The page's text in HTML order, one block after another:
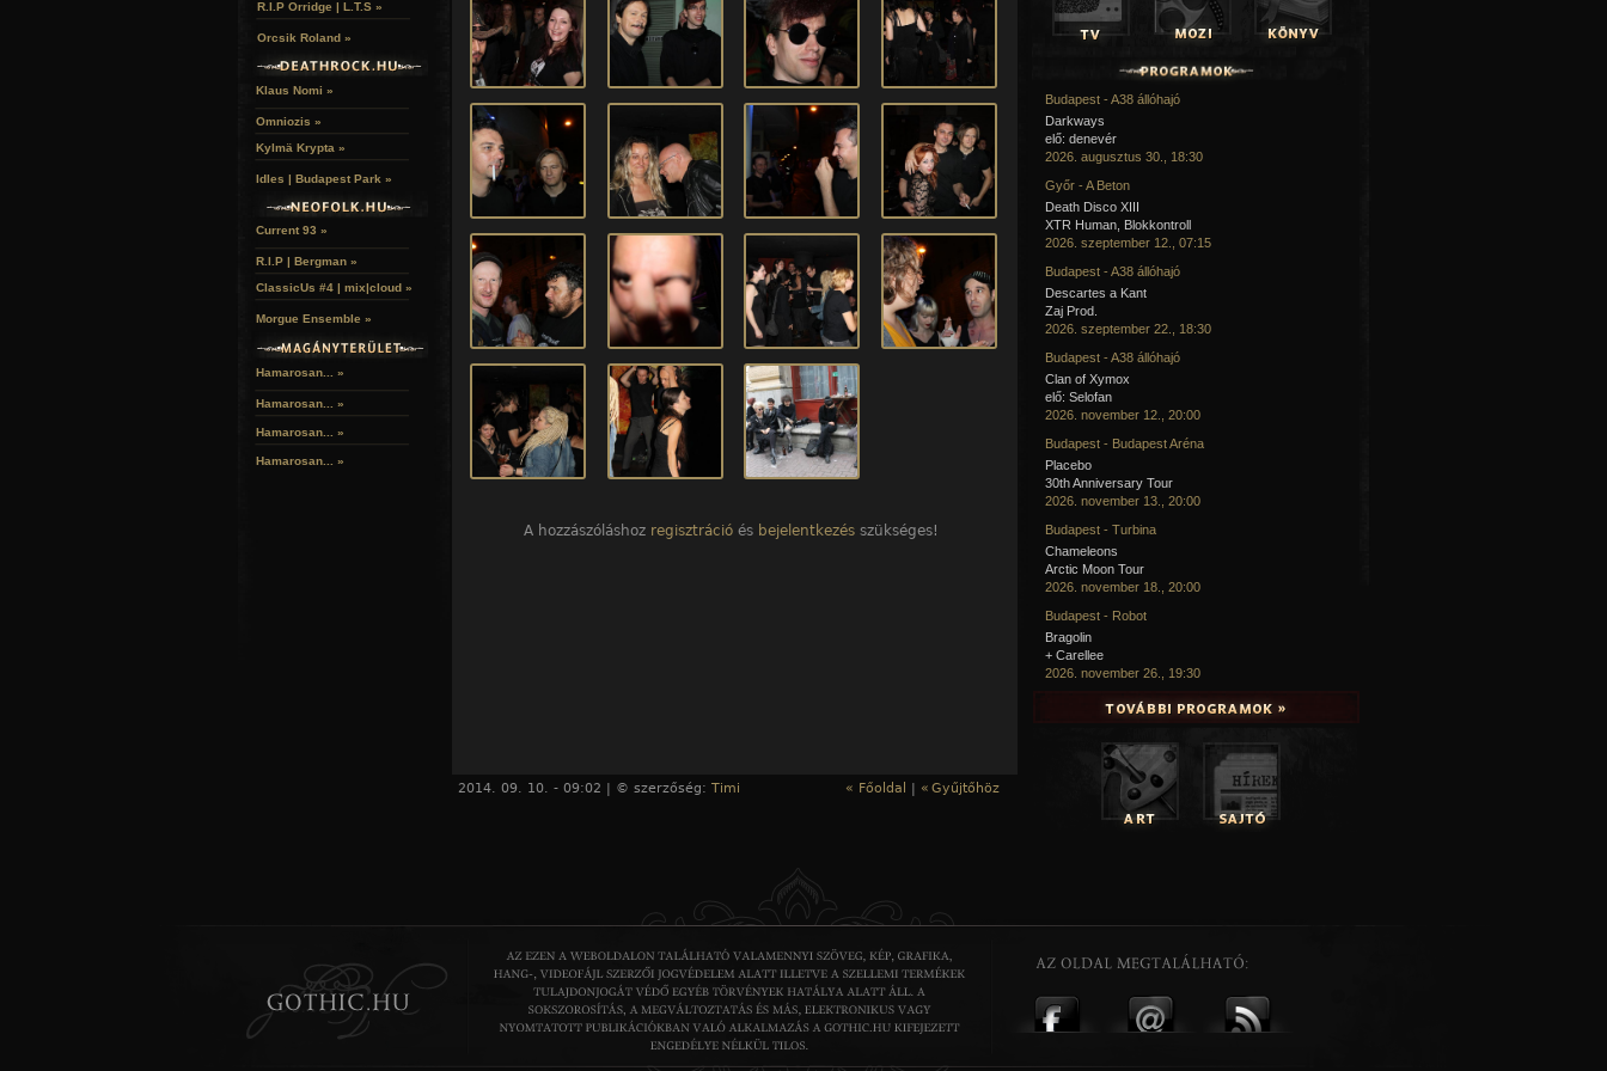
A hozzászóláshoz regisztrációés bejelentkezésszükséges!
2014. 09. 10. - 09:02 | © szerzőség: Timi « Főoldal | « Gyűjtőhöz
R.I.P Orridge | L.T.S »
Orcsik Roland »
Klaus Nomi »
Omniozis »
Kylmä Krypta »
Idles | Budapest Park »
Current 93 »
R.I.P | Bergman »
ClassicUs #4 | mix|cloud »
Morgue Ensemble »
Hamarosan... »
Hamarosan... »
Hamarosan... »
Hamarosan... »
Budapest - A38 állóhajó
Darkways
elő: denevér
2026. augusztus 30., 18:30
Győr - A Beton
Death Disco XIII
XTR Human, Blokkontroll
2026. szeptember 12., 07:15
Budapest - A38 állóhajó
Descartes a Kant
Zaj Prod.
2026. szeptember 22., 18:30
Budapest - A38 állóhajó
Clan of Xymox
elő: Selofan
2026. november 12., 20:00
Budapest - Budapest Aréna
Placebo
30th Anniversary Tour
2026. november 13., 20:00
Budapest - Turbina
Chameleons
Arctic Moon Tour
2026. november 18., 20:00
Budapest - Robot
Bragolin
+ Carellee
2026. november 26., 19:30